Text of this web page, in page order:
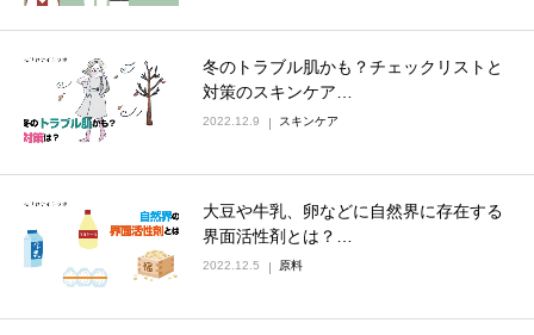
冬のトラブル肌かも？チェックリストと
対策のスキンケア…
2022.12.9 スキンケア
大豆や牛乳、卵などに自然界に存在する
界面活性剤とは？…
2022.12.5 原料